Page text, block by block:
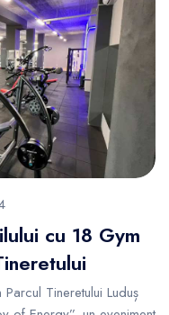
cu 18 Gym
Tineretului Luduș